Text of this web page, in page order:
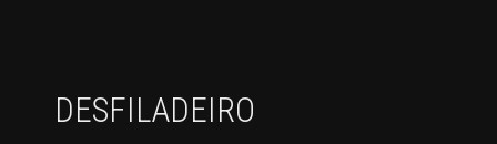
DESFILADEIRO